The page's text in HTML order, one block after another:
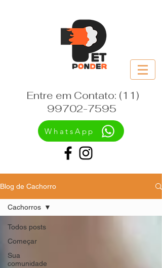
Entre em Contato: (11)
99702-7595
WhatsApp
Blog de Cachorro
Todos posts
Começar
Sua
comunidade
Cachorros